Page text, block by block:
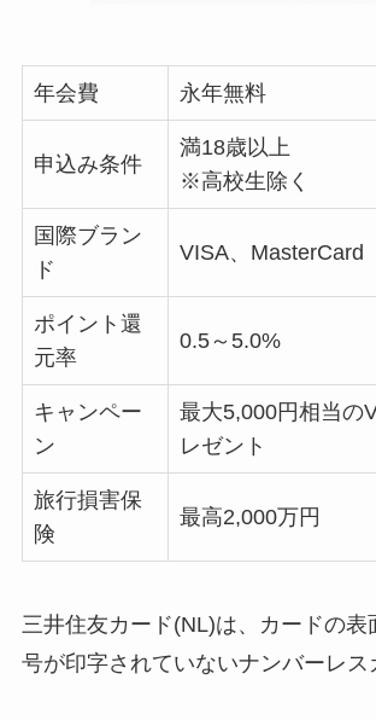
年会費 永年無料
申込み条件
満18歳以上
※高校生除く
国際ブラン
ド
VISA、MasterCard
ポイント還
元率
0.5～5.0%
キャンペー
ン
最大5,000円相当の
レゼント
旅行損害保
険
最高2,000万円
三井住友カード(NL)は、カードの表
号が印字されていないナンバーレス